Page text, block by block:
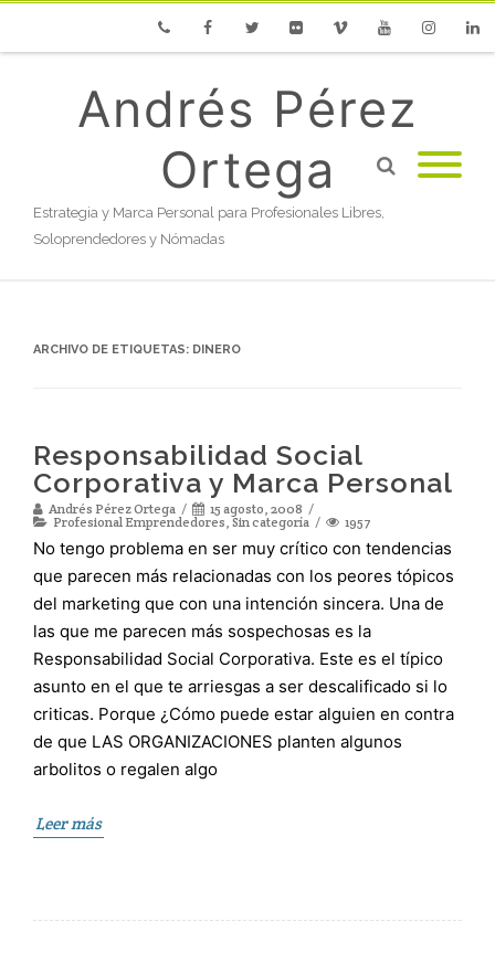
Andrés Pérez
Ortega
Estrategia y Marca Personal para Profesionales Libres,
Soloprendedores y Nómadas
ARCHIVO DE ETIQUETAS: DINERO
Responsabilidad Social
Corporativa y Marca Personal
Andrés Pérez Ortega
15 agosto, 2008
Profesional Emprendedores,Sin categoría 1957
No tengo problema en ser muy crítico con tendencias
que parecen más relacionadas con los peores tópicos
del marketing que con una intención sincera. Una de
las que me parecen más sospechosas es la
Responsabilidad Social Corporativa. Este es el típico
asunto en el que te arriesgas a ser descalificado si lo
criticas. Porque ¿Cómo puede estar alguien en contra
de que LAS ORGANIZACIONES planten algunos
arbolitos o regalen algo
Leer más